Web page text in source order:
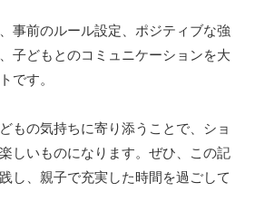
事前のルール設定、ポジティブな強
子どもとのコミュニケーションを大
です。
もの気持ちに寄り添うことで、ショ
しいものになります。ぜひ、この記
し、親子で充実した時間を過ごして